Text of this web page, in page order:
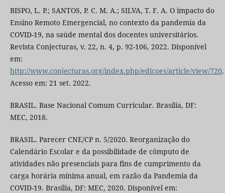
BISPO, L. P.; SANTOS, P. C. M. A.; SILVA, T. F. A. O impacto do
Ensino Remoto Emergencial, no contexto da pandemia da
COVID-19, na saúde mental dos docentes universitários.
Revista Conjecturas, v. 22, n. 4, p. 92-106, 2022. Disponível
em:
http://www.conjecturas.org/index.php/edicoes/article/view/720.
Acesso em: 21 set. 2022.
BRASIL. Base Nacional Comum Curricular. Brasília, DF:
MEC, 2018.
BRASIL. Parecer CNE/CP n. 5/2020. Reorganização do
Calendário Escolar e da possibilidade de cômputo de
atividades não presenciais para fins de cumprimento da
carga horária mínima anual, em razão da Pandemia da
COVID-19. Brasília, DF: MEC, 2020. Disponível em: